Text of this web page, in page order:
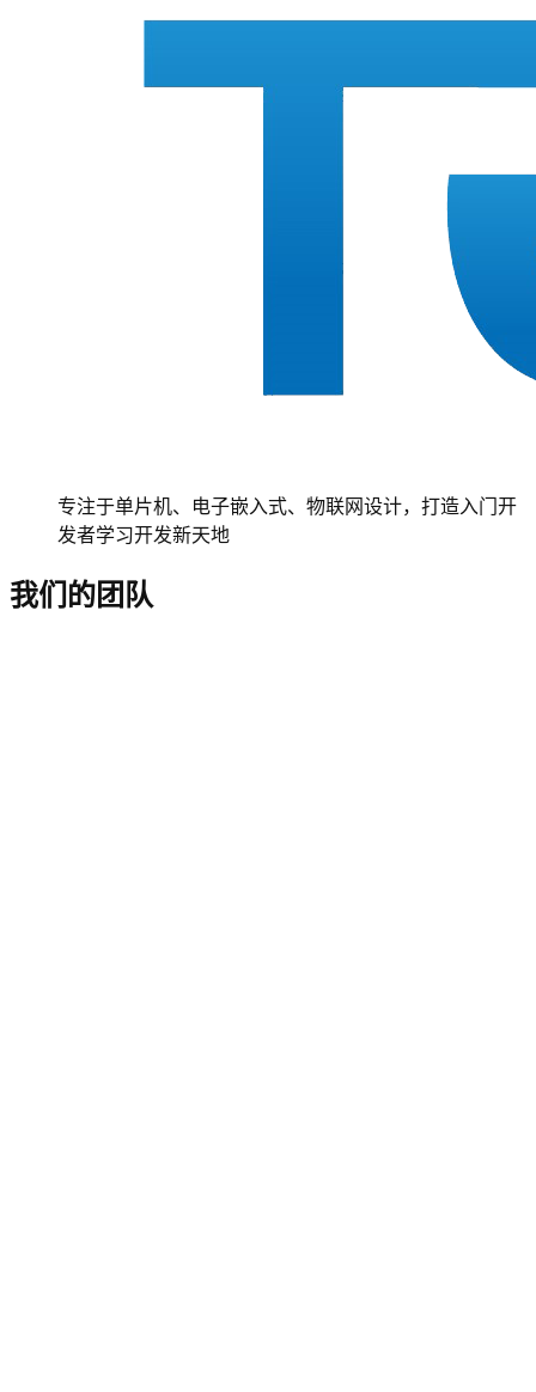
专注于单片机、电子嵌入式、物联网设计，打造入门开
发者学习开发新天地
我们的团队